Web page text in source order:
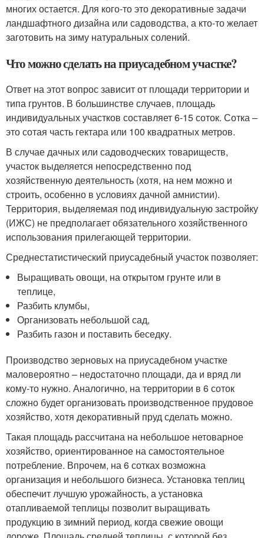
многих остается. Для кого-то это декоративные задачи
ландшафтного дизайна или садоводства, а кто-то желает
заготовить на зиму натуральных солений.
Что можно сделать на приусадебном участке?
Ответ на этот вопрос зависит от площади территории и
типа грунтов. В большинстве случаев, площадь
индивидуальных участков составляет 6-15 соток. Сотка –
это сотая часть гектара или 100 квадратных метров.
В случае дачных или садоводческих товариществ,
участок выделяется непосредственно под
хозяйственную деятельность (хотя, на нем можно и
строить, особенно в условиях дачной амнистии).
Территория, выделяемая под индивидуальную застройку
(ИЖС) не предполагает обязательного хозяйственного
использования прилегающей территории.
Среднестатистический приусадебный участок позволяет:
Выращивать овощи, на открытом грунте или в
теплице,
Разбить клумбы,
Организовать небольшой сад,
Разбить газон и поставить беседку.
Производство зерновых на приусадебном участке
маловероятно – недостаточно площади, да и вряд ли
кому-то нужно. Аналогично, на территории в 6 соток
сложно будет организовать производственное прудовое
хозяйство, хотя декоративный пруд сделать можно.
Такая площадь рассчитана на небольшое нетоварное
хозяйство, ориентированное на самостоятельное
потребление. Впрочем, на 6 сотках возможна
организация и небольшого бизнеса. Установка теплиц
обеспечит лучшую урожайность, а установка
отапливаемой теплицы позволит выращивать
продукцию в зимний период, когда свежие овощи